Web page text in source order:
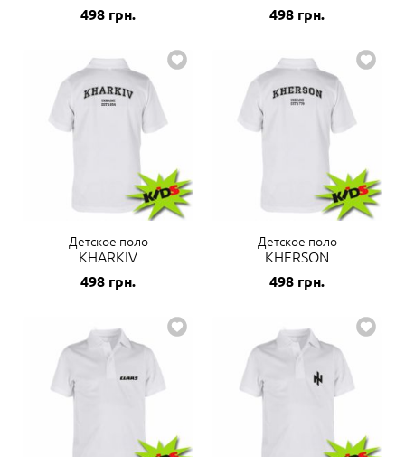
498 грн. 498 грн.
Детское поло
KHARKIV
498 грн.
Детское поло
KHERSON
498 грн.